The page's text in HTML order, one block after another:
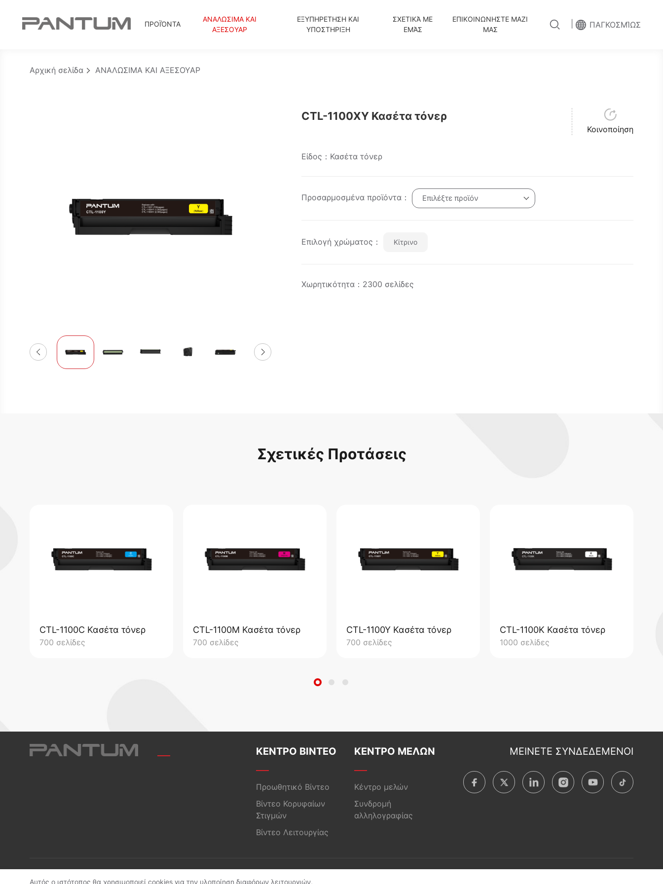
ΠΑΓΚΟΣΜΊΩΣ
ΠΡΟΪΌΝΤΑ
ΑΝΑΛΩΣΙΜΑ ΚΑΙ
ΑΞΕΣΟΥΑΡ
ΕΞΥΠΗΡΕΤΗΣΗ ΚΑΙ
ΥΠΟΣΤΗΡΙΞΗ
ΣΧΕΤΙΚΆ ΜΕ
ΕΜΆΣ
ΕΠΙΚΟΙΝΩΝΗΣΤΕ ΜΑΖΙ
ΜΑΣ
Αρχική σελίδα ΑΝΑΛΩΣΙΜΑ ΚΑΙ ΑΞΕΣΟΥΑΡ
CTL-1100XY Κασέτα τόνερ
Είδος：Κασέτα τόνερ
Προσαρμοσμένα προϊόντα： Επιλέξτε προϊόν
Επιλογή χρώματος： Κίτρινο
Χωρητικότητα：2300 σελίδες
Κοινοποίηση
Σχετικές Προτάσεις
CTL-1100C Κασέτα τόνερ
700 σελίδες
CTL-1100M Κασέτα τόνερ
700 σελίδες
CTL-1100Y Κασέτα τόνερ
700 σελίδες
CTL-1100K Κασέτα τόνερ
1000 σελίδες
ΚΕΝΤΡΟ ΒΙΝΤΕΟ
Προωθητικό Βίντεο
Βίντεο Κορυφαίων
Στιγμών
Βίντεο Λειτουργίας
ΚΕΝΤΡΟ ΜΕΛΩΝ
Κέντρο μελών
Συνδρομή
αλληλογραφίας
ΜΕΙΝΕΤΕ ΣΥΝΔΕΔΕΜΕΝΟΙ
Αυτός ο ιστότοπος θα χρησιμοποιεί cookies για την υλοποίηση διαφόρων λειτουργιών,